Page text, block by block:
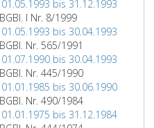
bis 31.12.1993
I Nr. 8/1999
bis 30.04.1993
Nr. 565/1991
bis 30.04.1993
Nr. 445/1990
bis 30.06.1990
Nr. 490/1984
bis 31.12.1984